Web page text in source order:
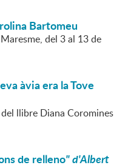
Bartomeu
del 3 al 13 de
àvia era la Tove
llibre Diana Coromines
de relleno" d'Albert